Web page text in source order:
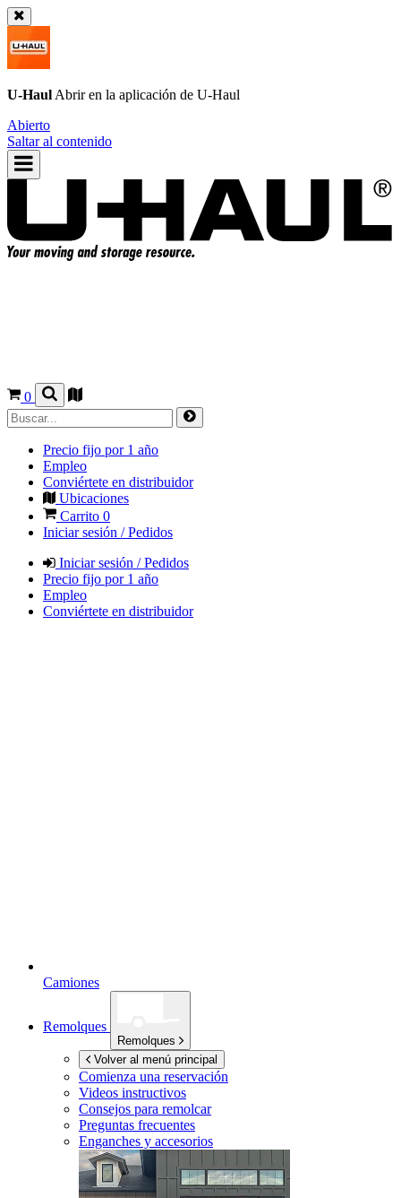
U-Haul Abrir en la aplicación de U-Haul
Abierto
Saltar al contenido
0
Precio fijo por 1 año
Empleo
Conviértete en distribuidor
Ubicaciones
Carrito 0
Iniciar sesión / Pedidos
Iniciar sesión / Pedidos
Precio fijo por 1 año
Empleo
Conviértete en distribuidor
Camiones
Remolques
Remolques
Volver al menú principal
Comienza una reservación
Videos instructivos
Consejos para remolcar
Preguntas frecuentes
Enganches y accesorios